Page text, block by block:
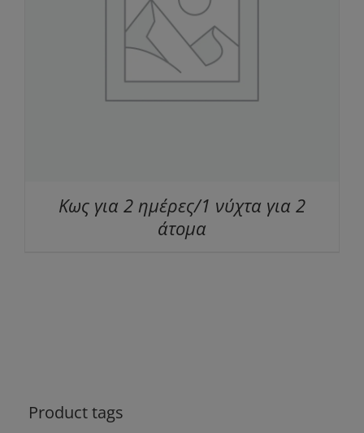
Κως για 2 ημέρες/1 νύχτα για 2
άτομα
Product tags